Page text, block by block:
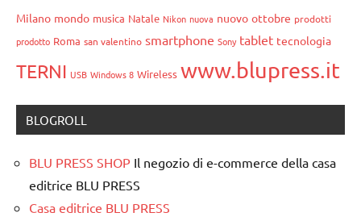
Milano mondo musica Natale Nikon nuova nuovo ottobre prodotti
prodotto Roma san valentino smartphone Sony tablet tecnologia
TERNI USB Windows 8 Wireless www.blupress.it
BLOGROLL
BLU PRESS SHOP Il negozio di e-commerce della casa
editrice BLU PRESS
Casa editrice BLU PRESS